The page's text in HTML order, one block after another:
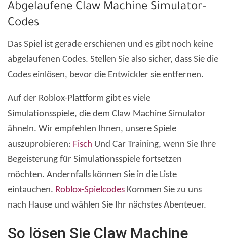
Abgelaufene Claw Machine Simulator-
Codes
Das Spiel ist gerade erschienen und es gibt noch keine
abgelaufenen Codes. Stellen Sie also sicher, dass Sie die
Codes einlösen, bevor die Entwickler sie entfernen.
Auf der Roblox-Plattform gibt es viele
Simulationsspiele, die dem Claw Machine Simulator
ähneln. Wir empfehlen Ihnen, unsere Spiele
auszuprobieren: Fisch Und Car Training, wenn Sie Ihre
Begeisterung für Simulationsspiele fortsetzen
möchten. Andernfalls können Sie in die Liste
eintauchen. Roblox-Spielcodes Kommen Sie zu uns
nach Hause und wählen Sie Ihr nächstes Abenteuer.
So lösen Sie Claw Machine